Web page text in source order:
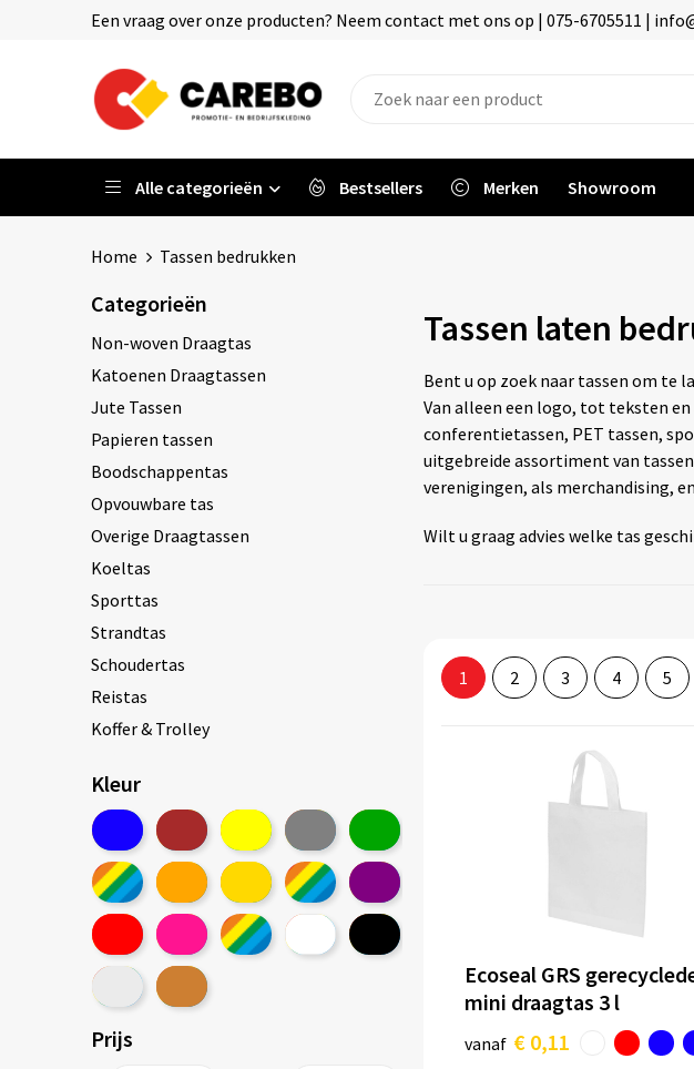
Een vraag over onze producten? Neem contact met ons op | 075-6705511 |
Alle categorieën Bestsellers Merken Showroom
Home Tassen bedrukken
Categorieën
Non-woven Draagtas
Katoenen Draagtassen
Jute Tassen
Papieren tassen
Boodschappentas
Opvouwbare tas
Overige Draagtassen
Koeltas
Sporttas
Strandtas
Schoudertas
Reistas
Koffer & Trolley
Portemonnee
Weekendtas
Schoenentas
Heuptas
Reis Accessoires
Laptop Draagtas
Laptop Hoes
Tablet Hoes
Kleur
Prijs
Tassen laten
Bent u op zoek naar tassen om te
Van alleen een logo, tot teksten
conferentietassen, PET tassen,
uitgebreide assortiment van
verenigingen, als merchandising,
Wilt u graag advies welke tas
1 2 3 4 5
Ecoseal GRS
mini draagtas 3 l
vanaf € 0,11